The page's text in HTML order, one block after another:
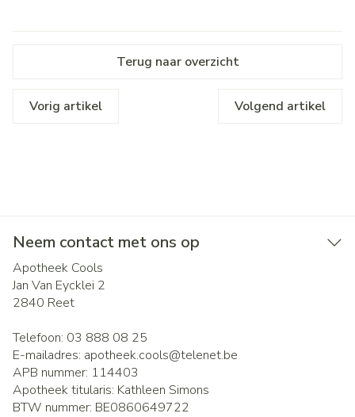
Terug naar overzicht
Vorig artikel Volgend artikel
Neem contact met ons op
Apotheek Cools
Jan Van Eycklei 2
2840 Reet
Telefoon: 03 888 08 25
E-mailadres: apotheek.cools@telenet.be
APB nummer: 114403
Apotheek titularis: Kathleen Simons
BTW nummer: BE0860649722